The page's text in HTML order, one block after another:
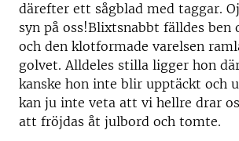
därefter ett sågblad med taggar.
syn på oss!Blixtsnabbt fälldes ben
och den klotformade varelsen
golvet. Alldeles stilla ligger hon
kanske hon inte blir upptäckt och
kan ju inte veta att vi hellre drar
att fröjdas åt julbord och tomte.